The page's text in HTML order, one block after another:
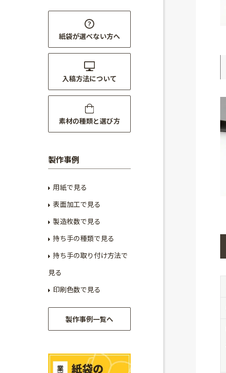
紙袋が選べない方へ
入稿方法について
素材の種類と選び方
製作事例
用紙で見る
表面加工で見る
製造枚数で見る
持ち手の種類で見る
持ち手の取り付け方法で
見る
印刷色数で見る
製作事例一覧へ